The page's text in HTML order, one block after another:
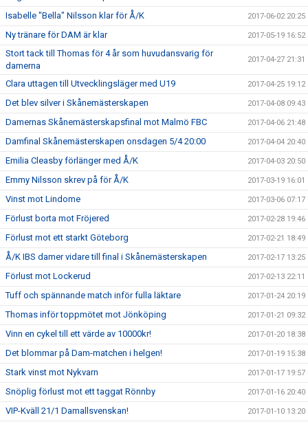
Isabelle "Bella" Nilsson klar för Å/K 2017-06-02 20:25
Ny tränare för DAM är klar 2017-05-19 16:52
Stort tack till Thomas för 4 år som huvudansvarig för
damerna
2017-04-27 21:31
Clara uttagen till Utvecklingsläger med U19 2017-04-25 19:12
Det blev silver i Skånemästerskapen 2017-04-08 09:43
Damernas Skånemästerskapsfinal mot Malmö FBC 2017-04-06 21:48
Damfinal Skånemästerskapen onsdagen 5/4 20:00 2017-04-04 20:40
Emilia Cleasby förlänger med Å/K 2017-04-03 20:50
Emmy Nilsson skrev på för Å/K 2017-03-19 16:01
Vinst mot Lindome 2017-03-06 07:17
Förlust borta mot Fröjered 2017-02-28 19:46
Förlust mot ett starkt Göteborg 2017-02-21 18:49
Å/K IBS damer vidare till final i Skånemästerskapen 2017-02-17 13:25
Förlust mot Lockerud 2017-02-13 22:11
Tuff och spännande match inför fulla läktare 2017-01-24 20:19
Thomas inför toppmötet mot Jönköping 2017-01-21 09:32
Vinn en cykel till ett värde av 10000kr! 2017-01-20 18:38
Det blommar på Dam-matchen i helgen! 2017-01-19 15:38
Stark vinst mot Nykvarn 2017-01-17 19:57
Snöplig förlust mot ett taggat Rönnby 2017-01-16 20:40
VIP-Kväll 21/1 Damallsvenskan! 2017-01-10 13:20